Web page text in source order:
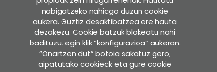
Sara Etxea
Murkondo Auzoa, 4
20211 ATAUN (Gipuzkoa)
GOOGLE MAPS-EN IKUSI
Idazkaritza
nabigatzeko nahiago duzun cookie
aukera. Guztiz desaktibatzea ere hauta
dezakezu. Cookie batzuk blokeatu nahi
badituzu, egin klik “konfigurazioa” aukeran.
“Onartzen dut” botoia sakatuz gero,
aipatutako cookieak eta gure cookie